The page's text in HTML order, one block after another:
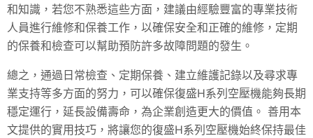
和知識，若您不熟悉這些方面，建議由經驗豐富的專業技術
人員進行維修和保養工作，以確保安全和正確的維修，定期
的保養和檢查可以幫助預防許多故障問題的發生。
總之，通過日常檢查、定期保養、建立維護記錄以及尋求專
業支持等多方面的努力，可以確保復盛H系列空壓機能夠長期
穩定運行，延長設備壽命，為企業創造更大的價值。 善用本
文提供的實用技巧，將讓您的復盛H系列空壓機始終保持最佳